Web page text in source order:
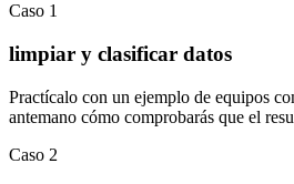
Caso 1
limpiar y clasificar datos
Practícalo con un ejemplo de equipos
antemano cómo comprobarás que el
Caso 2